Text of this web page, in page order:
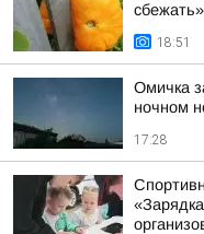
18:51
Омичка
ночном
17:28